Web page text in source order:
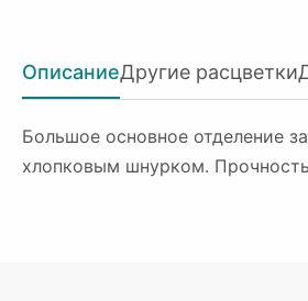
ОписаниеДругие расцветки
Большое основное отделение
хлопковым шнурком.